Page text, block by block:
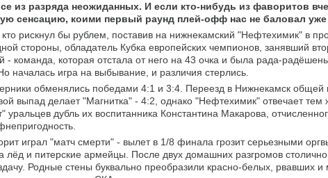
из разряда неожиданных. И если кто-нибудь из фаворитов
сенсацию, коими первый раунд плей-офф нас не баловал уже
рискнул бы рублем, поставив на нижнекамский "Нефтехимик" в
стороны, обладатель Кубка европейских чемпионов, занявший
- команда, которая отстала от него на 43 очка и была рада-
началась игра на выбывание, и различия стерлись.
обменялись победами 4:1 и 3:4. Переезд в Нижнекамск общей
выпад делает "Магнитка" - 4:2, однако "Нефтехимик" отвечает
уральцев дубль их воспитанника Константина Макарова,
играл "матч смерти" - вылет в 1/8 финала грозит серьезными
лёд и питерские армейцы. После двух домашних разгромов
Родные стены буквально преобразили красно-белых, рвавших